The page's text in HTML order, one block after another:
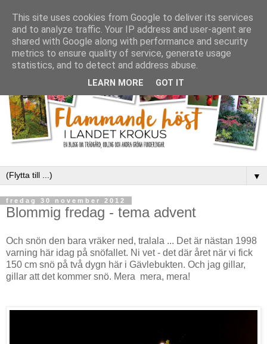
▼
fredag 30 november 2012
Blommig fredag - tema advent
Och snön den bara vräker ned, tralala ... Det är nästan 1998
varning här idag på snöfallet. Ni vet - det där året när vi fick
150 cm snö på två dygn här i Gävlebukten. Och jag gillar,
gillar att det kommer snö. Mera mera, mera!
This site uses cookies from Google to deliver its services
and to analyze traffic. Your IP address and user-agent are
shared with Google along with performance and security
metrics to ensure quality of service, generate usage
statistics, and to detect and address abuse.
LEARN MORE GOT IT